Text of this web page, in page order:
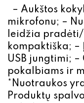
– Aukštos
mikrofonu; –
leidžia
kompaktiška;
USB jungtimi;
pokalbiams ir
*Nuotraukos
Produktų